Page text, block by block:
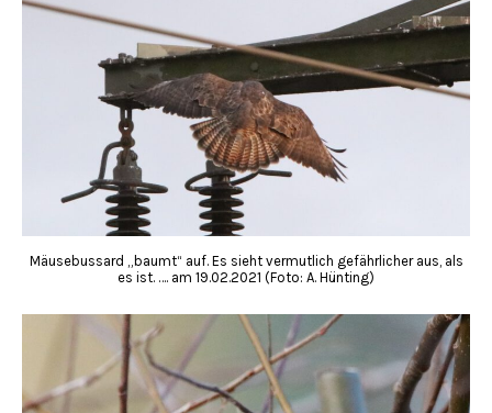
Mäusebussard „baumt“ auf. Es sieht vermutlich gefährlicher aus, als
es ist. …. am 19.02.2021 (Foto: A. Hünting)